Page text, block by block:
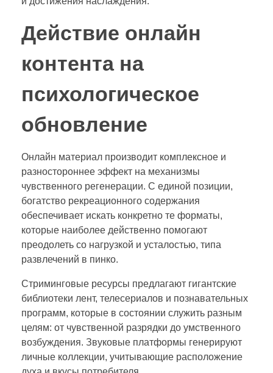
Действие онлайн
контента на
психологическое
обновление
Онлайн материал производит комплексное и
разностороннее эффект на механизмы
чувственного регенерации. С единой позиции,
богатство рекреационного содержания
обеспечивает искать конкретно те форматы,
которые наиболее действенно помогают
преодолеть со нагрузкой и усталостью, типа
развлечений в пинко.
Стриминговые ресурсы предлагают гигантские
библиотеки лент, телесериалов и познавательных
программ, которые в состоянии служить разным
целям: от чувственной разрядки до умственного
возбуждения. Звуковые платформы генерируют
личные коллекции, учитывающие расположение